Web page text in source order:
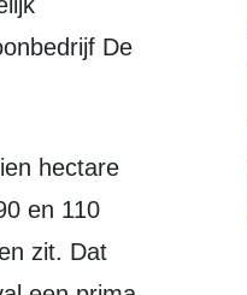
De
en 110
zit. Dat